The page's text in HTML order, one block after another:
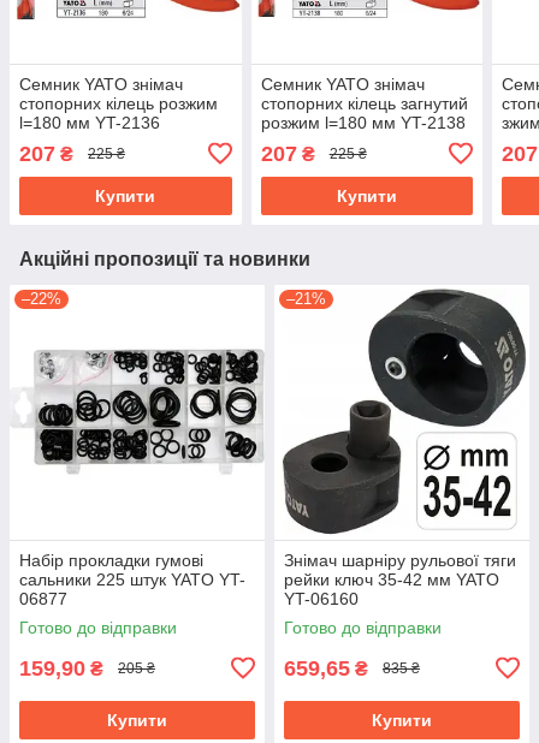
Семник YATO знімач
стопорних кілець розжим
l=180 мм YT-2136
207 ₴ 225 ₴
Купити
Семник YATO знімач
стопорних кілець загнутий
розжим l=180 мм YT-2138
207₴ 225 ₴
Купити
207
Акційні пропозиції та новинки
–22%
Набір прокладки гумові
сальники 225 штук YATO YT-
06877
Готово до відправки
159,90 ₴ 205 ₴
Купити
–21%
Знімач шарніру рульової тяги
рейки ключ 35-42 мм YATO
YT-06160
Готово до відправки
659,65 ₴ 835 ₴
Купити